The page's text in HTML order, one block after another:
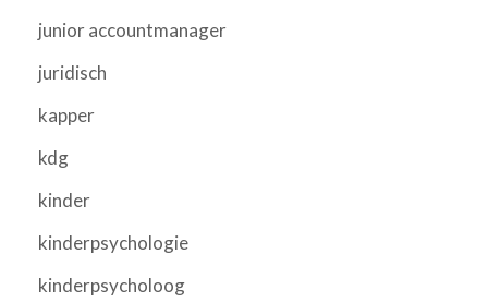
junior accountmanager
juridisch
kapper
kdg
kinder
kinderpsychologie
kinderpsycholoog